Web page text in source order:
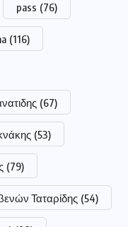
pass (76)
(116)
(67)
(53)
(79)
Ταταρίδης (54)